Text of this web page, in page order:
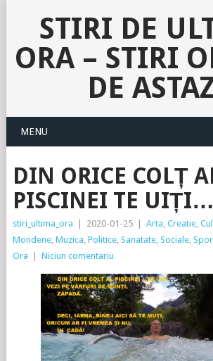
STIRI DE
ORA – STIRI
DE
MENU
DIN ORICE COLȚ
PISCINEI TE UIȚI…
stiri_ultima_ora 2020-01-25 Arta, Creatie,
Mondene, Muzica, Politice, Sanatate, Sociale,
Ora
Niciun comentariu